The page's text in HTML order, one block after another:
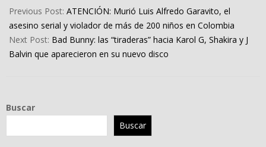
10-
12
Previous Post: ATENCIÓN: Murió Luis Alfredo Garavito, el
asesino serial y violador de más de 200 niños en Colombia
Next Post: Bad Bunny: las “tiraderas” hacia Karol G, Shakira y J
Balvin que aparecieron en su nuevo disco
Buscar
Buscar